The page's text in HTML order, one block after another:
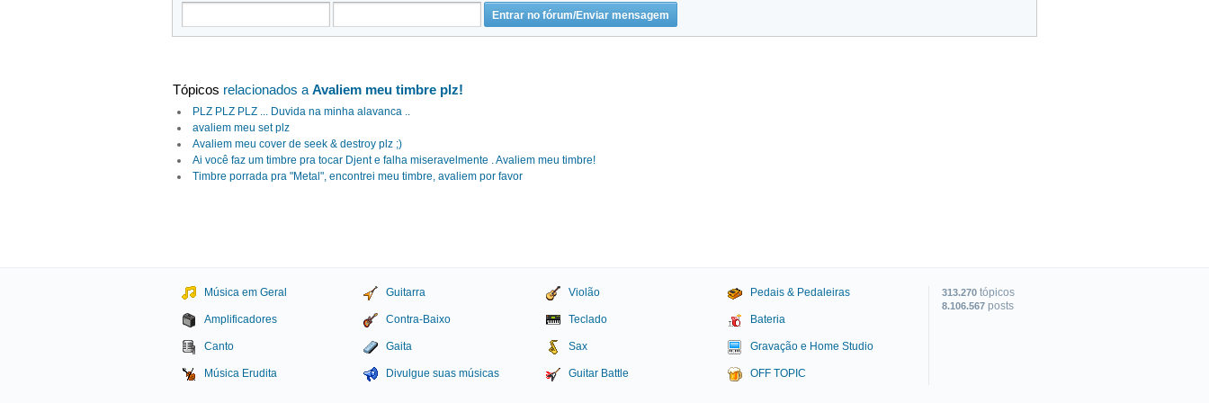
Tópicos relacionados a Avaliem meu timbre plz!
PLZ PLZ PLZ ... Duvida na minha alavanca ..
avaliem meu set plz
Avaliem meu cover de seek & destroy plz ;)
Ai você faz um timbre pra tocar Djent e falha miseravelmente . Avaliem meu timbre!
Timbre porrada pra "Metal", encontrei meu timbre, avaliem por favor
Música em Geral Guitarra Violão Pedais & Pedaleiras
Amplificadores Contra-Baixo Teclado Bateria
Canto Gaita Sax Gravação e Home Studio
Música Erudita Divulgue suas músicas Guitar Battle OFF TOPIC
313.270 tópicos
8.106.567 posts